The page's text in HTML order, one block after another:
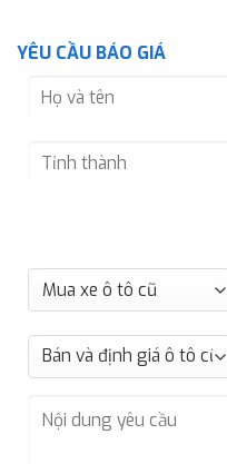
YÊU CẦU BÁO GIÁ